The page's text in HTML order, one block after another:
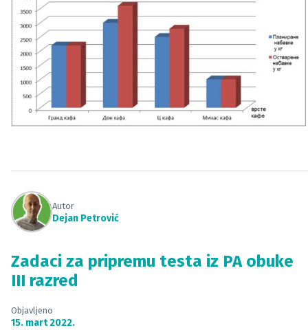
Autor
Dejan Petrović
Zadaci za pripremu testa iz PA obuke
III razred
Objavljeno
15. mart 2022.